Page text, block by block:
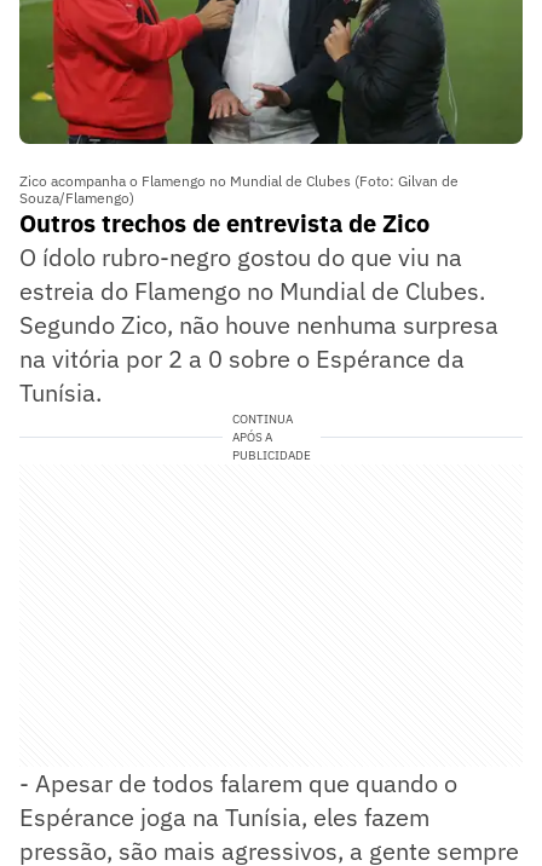
Zico acompanha o Flamengo no Mundial de Clubes (Foto: Gilvan de
Souza/Flamengo)
Outros trechos de entrevista de Zico
O ídolo rubro-negro gostou do que viu na
estreia do Flamengo no Mundial de Clubes.
Segundo Zico, não houve nenhuma surpresa
na vitória por 2 a 0 sobre o Espérance da
Tunísia.
CONTINUA
APÓS A
PUBLICIDADE
- Apesar de todos falarem que quando o
Espérance joga na Tunísia, eles fazem
pressão, são mais agressivos, a gente sempre